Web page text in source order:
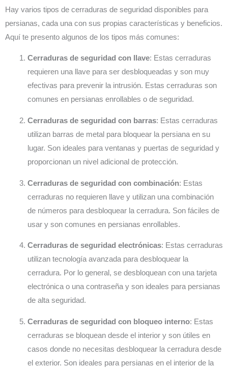
Hay varios tipos de cerraduras de seguridad disponibles para
persianas, cada una con sus propias características y beneficios.
Aquí te presento algunos de los tipos más comunes:
Cerraduras de seguridad con llave: Estas cerraduras
requieren una llave para ser desbloqueadas y son muy
efectivas para prevenir la intrusión. Estas cerraduras son
comunes en persianas enrollables o de seguridad.
Cerraduras de seguridad con barras: Estas cerraduras
utilizan barras de metal para bloquear la persiana en su
lugar. Son ideales para ventanas y puertas de seguridad y
proporcionan un nivel adicional de protección.
Cerraduras de seguridad con combinación: Estas
cerraduras no requieren llave y utilizan una combinación
de números para desbloquear la cerradura. Son fáciles de
usar y son comunes en persianas enrollables.
Cerraduras de seguridad electrónicas: Estas cerraduras
utilizan tecnología avanzada para desbloquear la
cerradura. Por lo general, se desbloquean con una tarjeta
electrónica o una contraseña y son ideales para persianas
de alta seguridad.
Cerraduras de seguridad con bloqueo interno: Estas
cerraduras se bloquean desde el interior y son útiles en
casos donde no necesitas desbloquear la cerradura desde
el exterior. Son ideales para persianas en el interior de la